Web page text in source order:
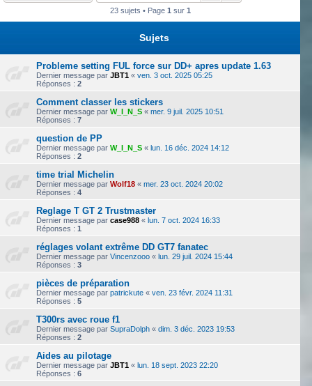
23 sujets • Page 1 sur 1
Sujets
Probleme setting FUL force sur DD+ apres update 1.63
Dernier message par JBT1 « ven. 3 oct. 2025 05:25
Réponses : 2
Comment classer les stickers
Dernier message par W_I_N_S « mer. 9 juil. 2025 10:51
Réponses : 7
question de PP
Dernier message par W_I_N_S « lun. 16 déc. 2024 14:12
Réponses : 2
time trial Michelin
Dernier message par Wolf18 « mer. 23 oct. 2024 20:02
Réponses : 4
Reglage T GT 2 Trustmaster
Dernier message par case988 « lun. 7 oct. 2024 16:33
Réponses : 1
réglages volant extrême DD GT7 fanatec
Dernier message par Vincenzooo « lun. 29 juil. 2024 15:44
Réponses : 3
pièces de préparation
Dernier message par patrickute « ven. 23 févr. 2024 11:31
Réponses : 5
T300rs avec roue f1
Dernier message par SupraDolph « dim. 3 déc. 2023 19:53
Réponses : 2
Aides au pilotage
Dernier message par JBT1 « lun. 18 sept. 2023 22:20
Réponses : 6